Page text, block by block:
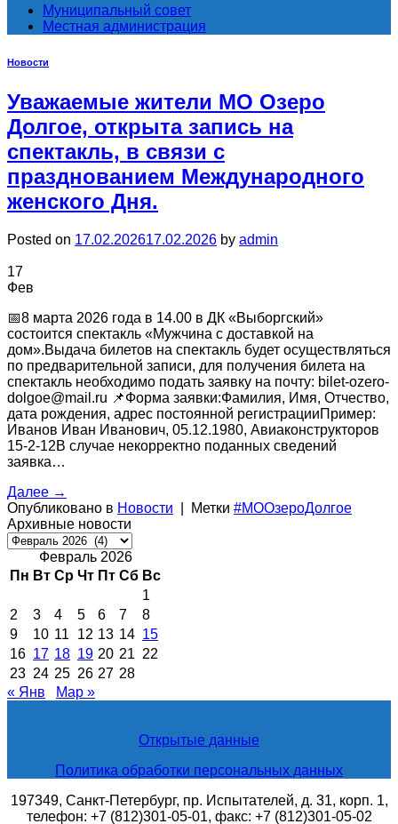
Муниципальный совет
Местная администрация
Новости
Уважаемые жители МО Озеро
Долгое, открыта запись на
спектакль, в связи с
празднованием Международного
женского Дня.
Posted on 17.02.202617.02.2026 by admin
17
Фев
📅8 марта 2026 года в 14.00 в ДК «Выборгский»
состоится спектакль «Мужчина с доставкой на
дом».Выдача билетов на спектакль будет осуществляться
по предварительной записи, для получения билета на
спектакль необходимо подать заявку на почту: bilet-ozero-
dolgoe@mail.ru 📌Форма заявки:Фамилия, Имя, Отчество,
дата рождения, адрес постоянной регистрацииПример:
Иванов Иван Иванович, 05.12.1980, Авиаконструкторов
15-2-12В случае некорректно поданных сведений
заявка…
Далее →
Опубликовано в Новости Метки #МООзероДолгое
Архивные новости
Архивные
новостиФевраль 2026
Пн Вт Ср Чт Пт Сб Вс
1
2
3 4 5 6 7
8
9
10 11 12 13 14 15
16 17 18 19 20 21 22
23 24 25 26 27 28
« Янв
Мар »
Открытые данные
Политика обработки персональных данных
197349, Санкт-Петербург, пр. Испытателей, д. 31, корп. 1,
телефон: +7 (812)301-05-01, факс: +7 (812)301-05-02